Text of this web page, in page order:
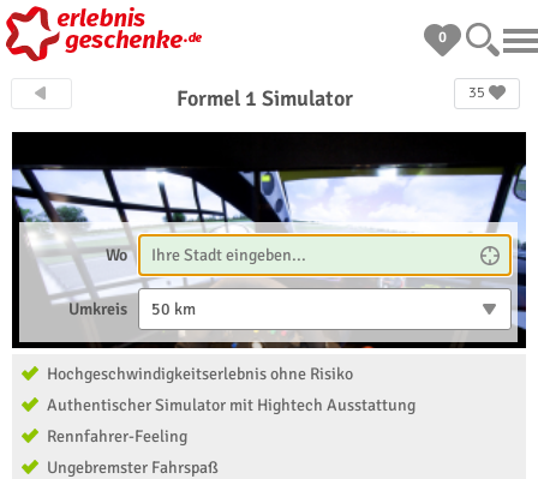
0
35
Formel 1 Simulator
Wo
Umkreis 50 km
Hochgeschwindigkeitserlebnis ohne Risiko
Authentischer Simulator mit Hightech Ausstattung
Rennfahrer-Feeling
Ungebremster Fahrspaß